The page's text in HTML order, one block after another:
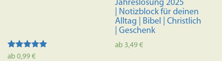
Bewertet mit
ab 0,99€
Jahreslosung 2025
| Notizblock für deinen
Alltag | Bibel | Christlich
| Geschenk
ab 3,49€